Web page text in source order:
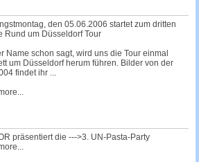
den 05.06.2006 startet zum dritten
Rund um Düsseldorf Tour
Name schon sagt, wird uns die Tour einmal
um Düsseldorf herum führen. Bilder von der
findet ihr ...
präsentiert die --->3. UN-Pasta-Party